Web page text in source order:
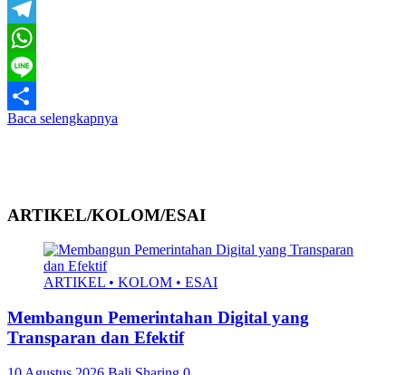
Email
Telegram
WhatsApp
Line
Share
Baca selengkapnya
ARTIKEL/KOLOM/ESAI
ARTIKEL • KOLOM • ESAI
Membangun Pemerintahan Digital yang
Transparan dan Efektif